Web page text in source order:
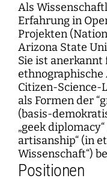
Als
Erfahrung in
Projekten
Arizona State
Sie ist
ethnographische
Citizen-Science-
als Formen der
(basis-
„geek
artisanship“ (in
Wissenschaft“)
Positionen